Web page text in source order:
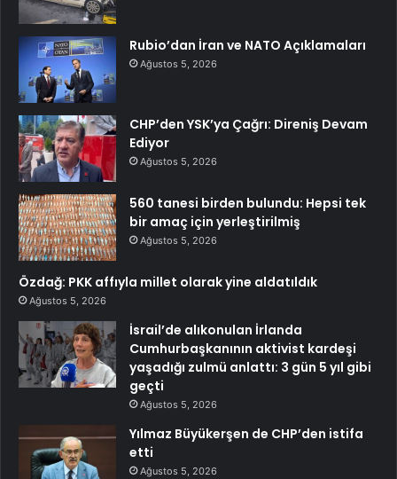
Rubio’dan İran ve NATO Açıklamaları
Ağustos 5, 2026
CHP’den YSK’ya Çağrı: Direniş Devam
Ediyor
Ağustos 5, 2026
560 tanesi birden bulundu: Hepsi tek
bir amaç için yerleştirilmiş
Ağustos 5, 2026
Özdağ: PKK affıyla millet olarak yine aldatıldık
Ağustos 5, 2026
İsrail’de alıkonulan İrlanda
Cumhurbaşkanının aktivist kardeşi
yaşadığı zulmü anlattı: 3 gün 5 yıl gibi
geçti
Ağustos 5, 2026
Yılmaz Büyükerşen de CHP’den istifa
etti
Ağustos 5, 2026